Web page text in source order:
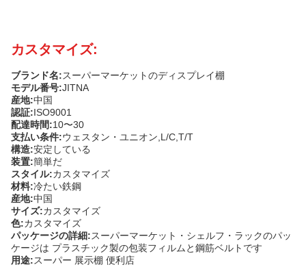
カスタマイズ:
ブランド名:スーパーマーケットのディスプレイ棚
モデル番号:JITNA
産地:中国
認証:ISO9001
配達時間:10〜30
支払い条件:ウェスタン・ユニオン,L/C,T/T
構造:安定している
装置:簡単だ
スタイル:カスタマイズ
材料:冷たい鉄鋼
産地:中国
サイズ:カスタマイズ
色:カスタマイズ
パッケージの詳細:スーパーマーケット・シェルフ・ラックのパッ
ケージは プラスチック製の包装フィルムと鋼筋ベルトです
用途:スーパー 展示棚 便利店